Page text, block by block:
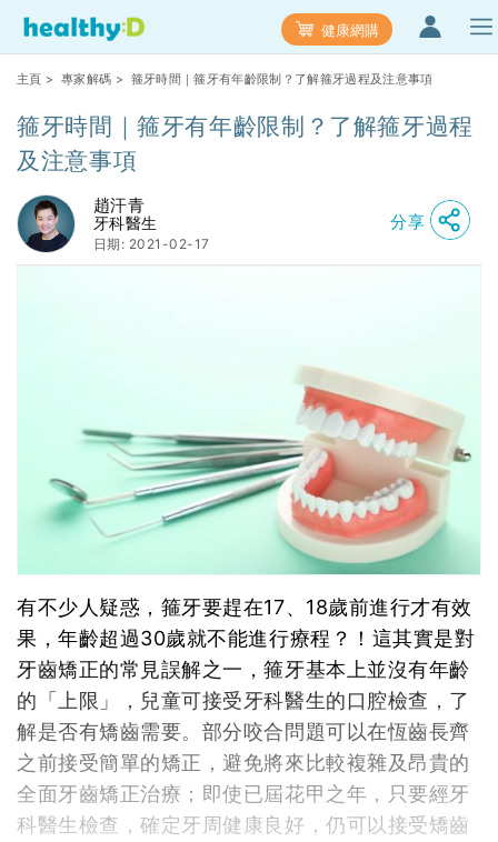
健康網購
主頁 > 專家解碼 > 箍牙時間｜箍牙有年齡限制？了解箍牙過程及注意事項
箍牙時間｜箍牙有年齡限制？了解箍牙過程
及注意事項
趙汗青
牙科醫生
日期: 2021-02-17
分享
有不少人疑惑，箍牙要趕在17、18歲前進行才有效
果，年齡超過30歲就不能進行療程？！這其實是對
牙齒矯正的常見誤解之一，箍牙基本上並沒有年齡
的「上限」，兒童可接受牙科醫生的口腔檢查，了
解是否有矯齒需要。部分咬合問題可以在恆齒長齊
之前接受簡單的矯正，避免將來比較複雜及昂貴的
全面牙齒矯正治療；即使已屆花甲之年，只要經牙
科醫生檢查，確定牙周健康良好，仍可以接受矯齒